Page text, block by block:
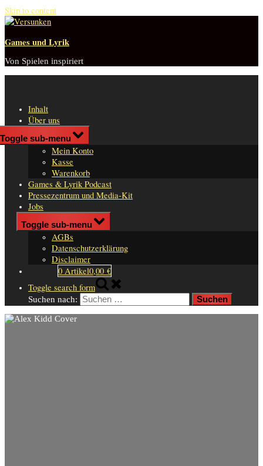
Skip to content
Games und Lyrik
Von Spielen inspiriert
Inhalt
Über uns
Shop
Toggle sub-menu
Mein Konto
Kasse
Warenkorb
Games & Lyrik Podcast
Pressezentrum und Media-Kit
Jobs
Impressum
Toggle sub-menu
AGBs
Datenschutzerklärung
Disclaimer
0 Artikel0,00 €
Toggle search form
Suchen nach: